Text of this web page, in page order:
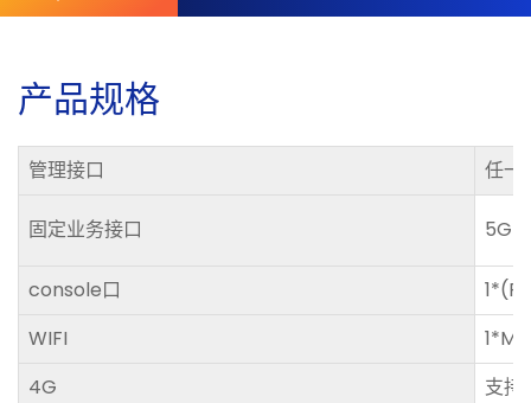
产品规格
管理接口 任一
固定业务接口
console口
WIFI
4G
支持